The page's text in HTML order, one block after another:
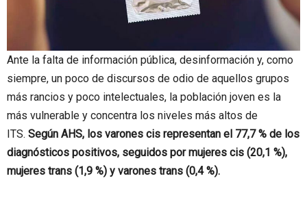
Ante la falta de información pública, desinformación y, como
siempre, un poco de discursos de odio de aquellos grupos
más rancios y poco intelectuales, la población joven es la
más vulnerable y concentra los niveles más altos de
ITS. Según AHS, los varones cis representan el 77,7 % de los
diagnósticos positivos, seguidos por mujeres cis (20,1 %),
mujeres trans (1,9 %) y varones trans (0,4 %).